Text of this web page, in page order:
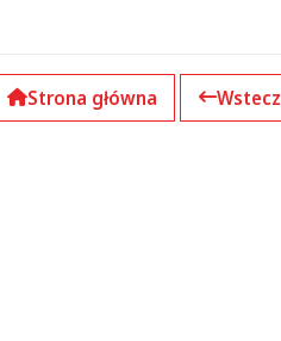
Strona główna Wstecz